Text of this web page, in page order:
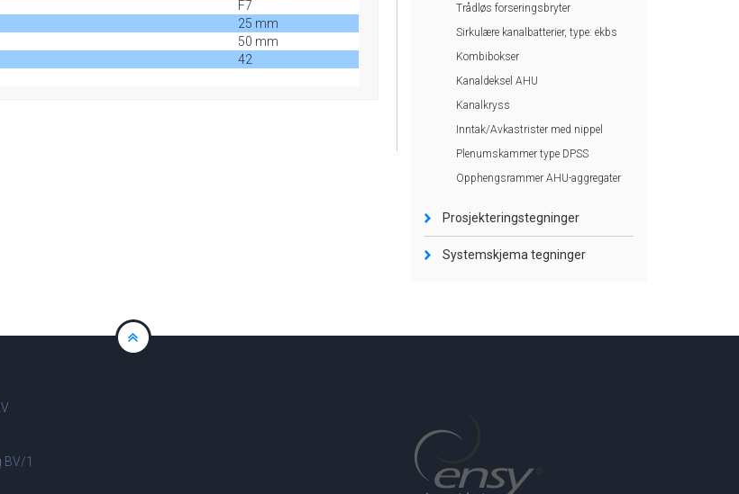
F7
25 mm
50 mm
42
Trådløs forseringsbryter
Sirkulære kanalbatterier, type: ekbs
Kombibokser
Kanaldeksel AHU
Kanalkryss
Inntak/Avkastrister med nippel
Plenumskammer type DPSS
Opphengsrammer AHU-aggregater
Prosjekteringstegninger
Systemskjema tegninger
BV/1